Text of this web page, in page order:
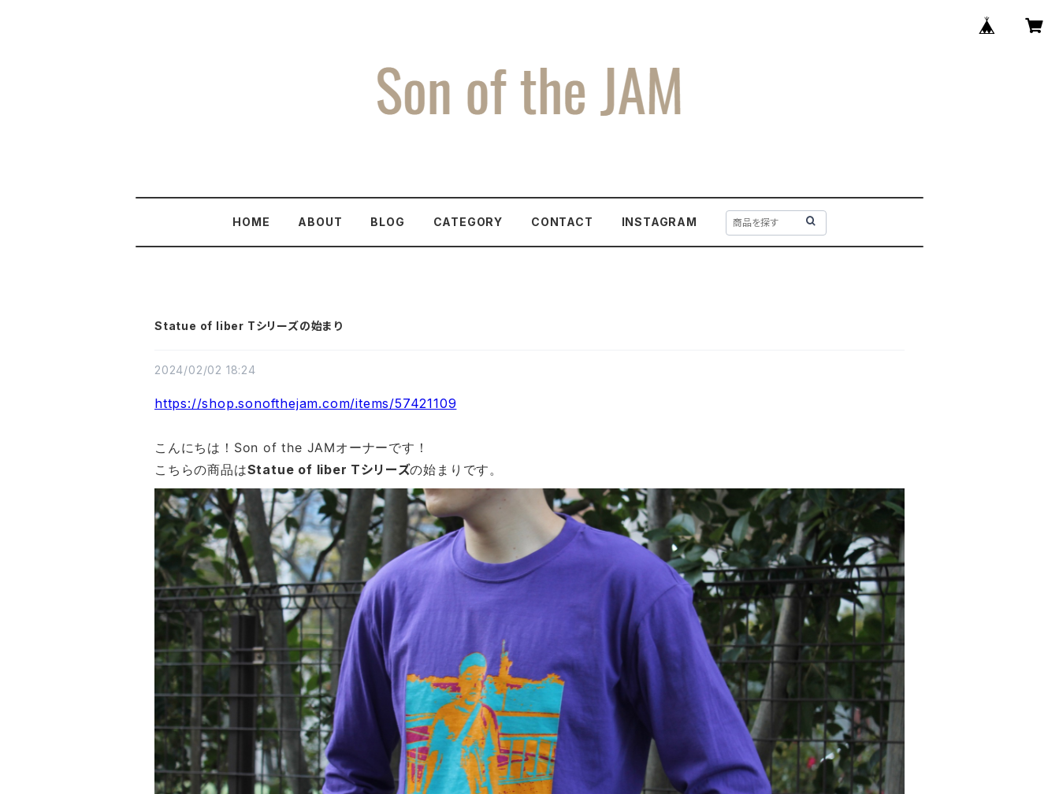
HOME ABOUT BLOG CATEGORY CONTACT INSTAGRAM
Statue of liber Tシリーズの始まり
2024/02/02 18:24
https://shop.sonofthejam.com/items/57421109
こんにちは！Son of the JAMオーナーです！
こちらの商品はStatue of liber Tシリーズの始まりです。